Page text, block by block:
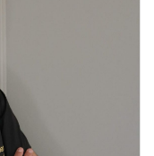
），牙科